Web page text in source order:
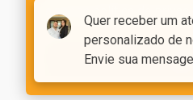
IMOBILIARIA LILI - CRECI
Desenvolvido com oCIM IMOB
Quer receber um
personalizado de
Envie sua
a nossa
OK